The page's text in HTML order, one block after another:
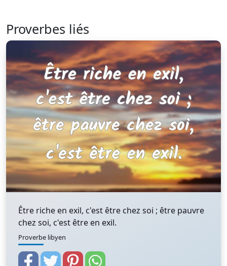
Proverbes liés
Être riche en exil, c'est être chez soi ; être pauvre
chez soi, c'est être en exil.
Proverbe libyen